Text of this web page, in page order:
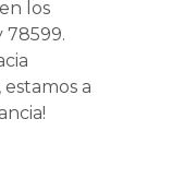
los
78599.
a